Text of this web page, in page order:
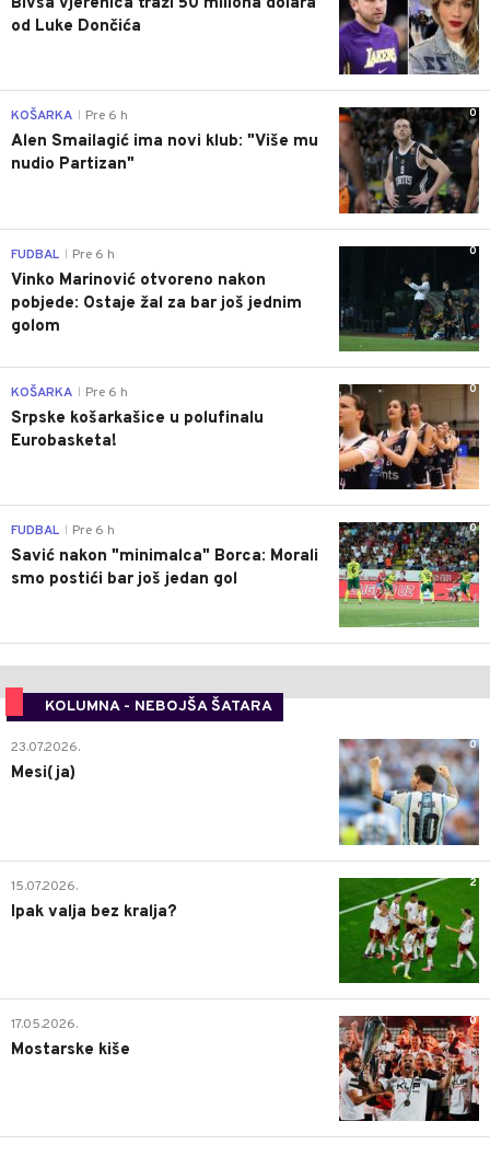
od Luke Dončića
0
KOŠARKA Pre 6 h
Alen Smailagić ima novi klub: "Više mu
nudio Partizan"
0
FUDBAL Pre 6 h
Vinko Marinović otvoreno nakon
pobjede: Ostaje žal za bar još jednim
golom
0
KOŠARKA Pre 6 h
Srpske košarkašice u polufinalu
Eurobasketa!
0
FUDBAL Pre 6 h
Savić nakon "minimalca" Borca: Morali
smo postići bar još jedan gol
KOLUMNA - NEBOJŠA ŠATARA
0
23.07.2026.
Mesi(ja)
2
15.07.2026.
Ipak valja bez kralja?
0
17.05.2026.
Mostarske kiše